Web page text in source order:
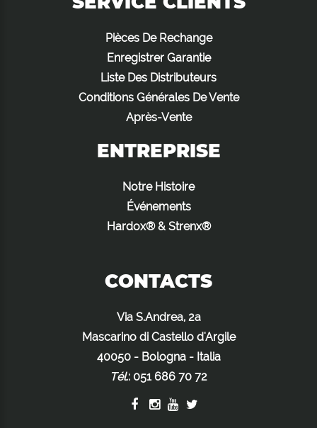
Pièces De Rechange
Enregistrer Garantie
Liste Des Distributeurs
Conditions Générales De Vente
Après-Vente
ENTREPRISE
Notre Histoire
Événements
Hardox® & Strenx®
CONTACTS
Via S.Andrea, 2a
Mascarino di Castello d'Argile
40050 - Bologna - Italia
Tél.: 051 686 70 72